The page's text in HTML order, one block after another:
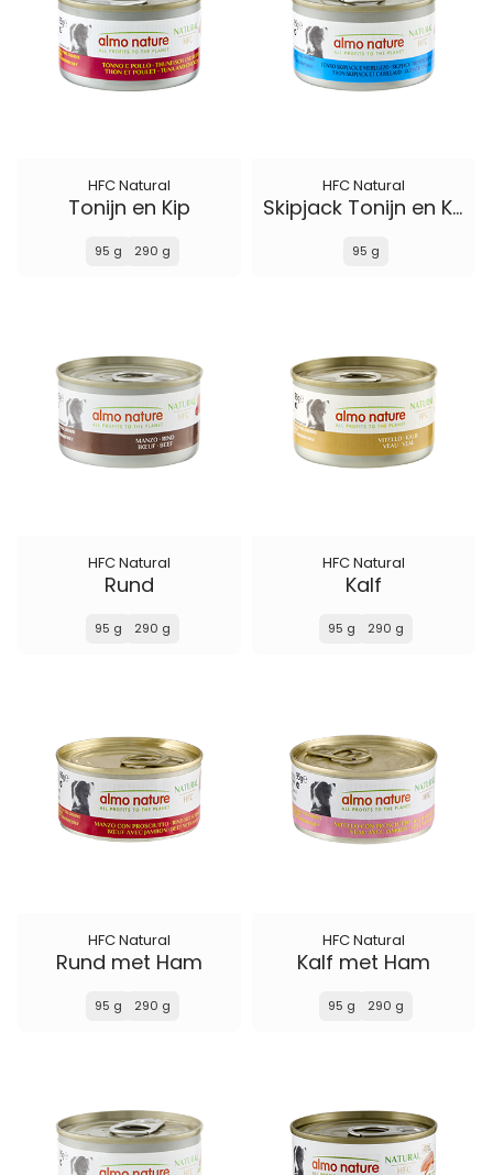
HFC Natural
Tonijn en Kip
95 g 290 g
HFC Natural
Skipjack Tonijn en Kabelijauw
95 g
HFC Natural
Rund
95 g 290 g
HFC Natural
Kalf
95 g 290 g
HFC Natural
Rund met Ham
95 g 290 g
HFC Natural
Kalf met Ham
95 g 290 g